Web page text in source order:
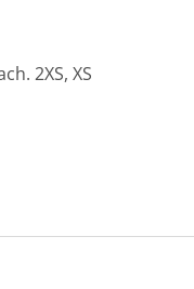
2XS, XS